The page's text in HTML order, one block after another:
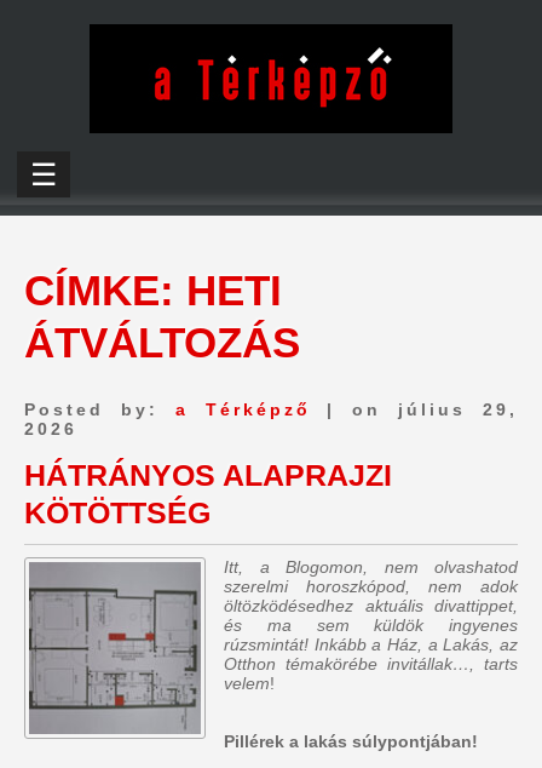
☰
CÍMKE: HETI
ÁTVÁLTOZÁS
Posted by: a Térképző
| on július 29,
2026
HÁTRÁNYOS ALAPRAJZI
KÖTÖTTSÉG
Itt, a Blogomon, nem olvashatod
szerelmi horoszkópod, nem adok
öltözködésedhez aktuális divattippet,
és ma sem küldök ingyenes
rúzsmintát! Inkább a Ház, a Lakás, az
Otthon témakörébe invitállak…, tarts
velem!
Pillérek a lakás súlypontjában!